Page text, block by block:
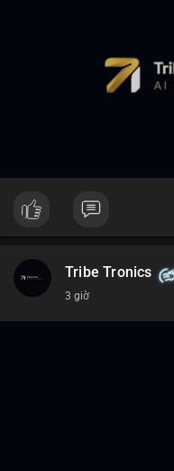
Tribe Tronics
3 giờ